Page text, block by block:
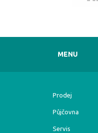
MENU
Prodej
Půjčovna
Servis